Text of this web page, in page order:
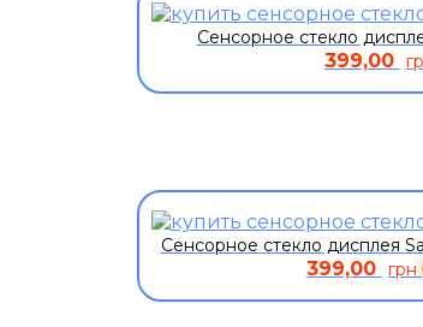
Сенсорное стекло
399,00
Сенсорное стекло дисплея
399,00 грн